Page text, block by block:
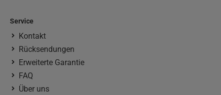
Service
Kontakt
Rücksendungen
Erweiterte Garantie
FAQ
Über uns